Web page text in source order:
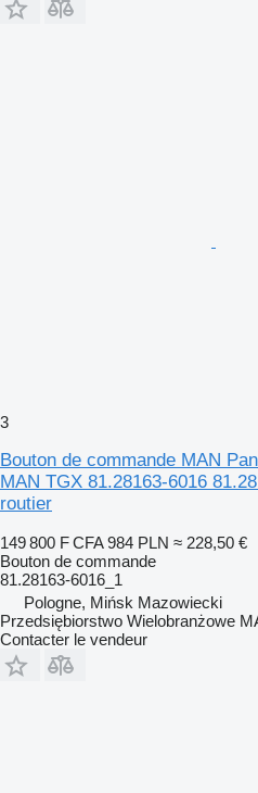
3
Bouton de commande MAN
MAN TGX 81.28163-6016
routier
149 800 F CFA 984 PLN ≈ 228,50 €
Bouton de commande
81.28163-6016_1
Pologne, Mińsk Mazowiecki
Przedsiębiorstwo Wielobranżowe
Contacter le vendeur